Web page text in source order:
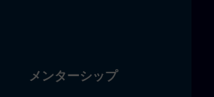
メンターシップ